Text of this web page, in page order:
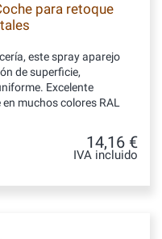
para retoque
este spray aparejo
de superficie,
Excelente
muchos colores RAL
14,16 €
IVA incluido